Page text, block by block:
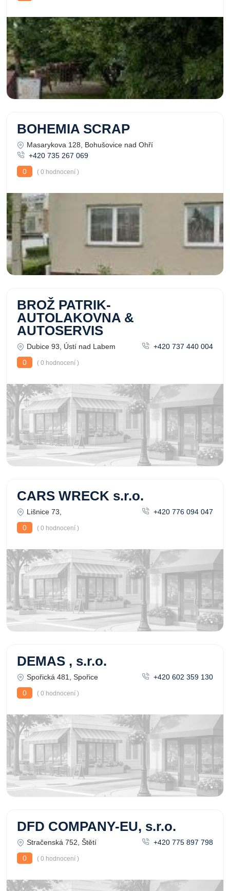
BOHEMIA SCRAP
Masarykova 128, Bohušovice nad Ohří
+420 735 267 069
0
( 0 hodnocení )
BROŽ PATRIK-
AUTOLAKOVNA &
AUTOSERVIS
Dubice 93, Ústí nad Labem
+420 737 440 004
0
( 0 hodnocení )
CARS WRECK s.r.o.
Lišnice 73,
+420 776 094 047
0
( 0 hodnocení )
DEMAS , s.r.o.
Spořická 481, Spořice
+420 602 359 130
0
( 0 hodnocení )
DFD COMPANY-EU, s.r.o.
Stračenská 752, Štětí
+420 775 897 798
0
( 0 hodnocení )